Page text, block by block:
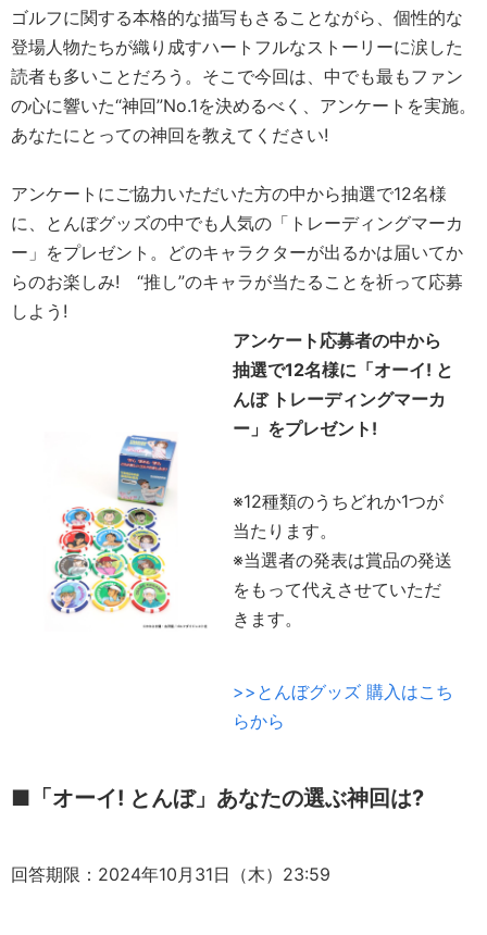
ゴルフに関する本格的な描写もさることながら、個性的な
登場人物たちが織り成すハートフルなストーリーに涙した
読者も多いことだろう。そこで今回は、中でも最もファン
の心に響いた“神回”No.1を決めるべく、アンケートを実施。
あなたにとっての神回を教えてください!
アンケートにご協力いただいた方の中から抽選で12名様
に、とんぼグッズの中でも人気の「トレーディングマーカ
ー」をプレゼント。どのキャラクターが出るかは届いてか
らのお楽しみ! “推し”のキャラが当たることを祈って応募
しよう!
アンケート応募者の中から
抽選で12名様に「オーイ! と
んぼ トレーディングマーカ
ー」をプレゼント!
※12種類のうちどれか1つが
当たります。
※当選者の発表は賞品の発送
をもって代えさせていただ
きます。
>>とんぼグッズ 購入はこち
らから
■「オーイ! とんぼ」あなたの選ぶ神回は?
回答期限：2024年10月31日（木）23:59